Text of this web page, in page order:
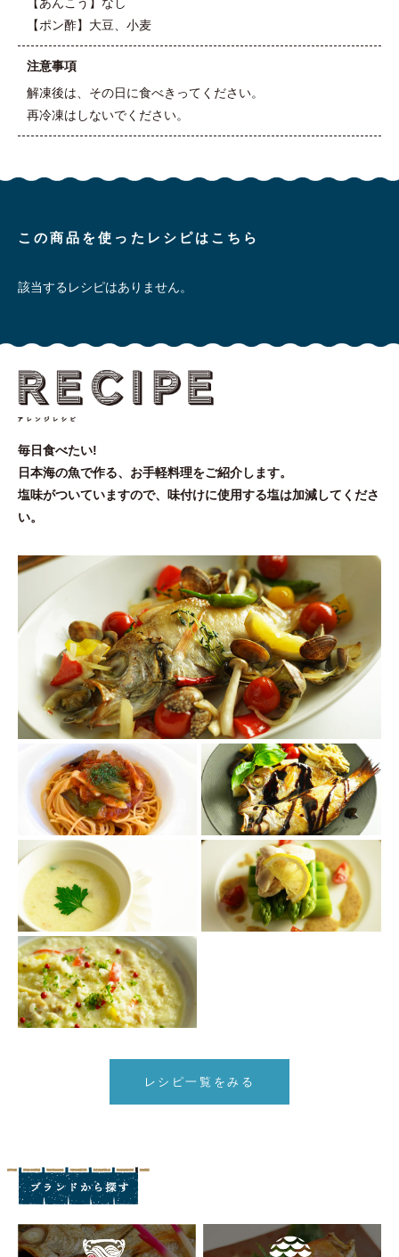
【ポン酢】大豆、小麦
注意事項
解凍後は、その日に食べきってください。
再冷凍はしないでください。
この商品を使ったレシピはこちら
該当するレシピはありません。
毎日食べたい!
日本海の魚で作る、お手軽料理をご紹介します。
塩味がついていますので、味付けに使用する塩は加減してくださ
い。
レシピ一覧をみる